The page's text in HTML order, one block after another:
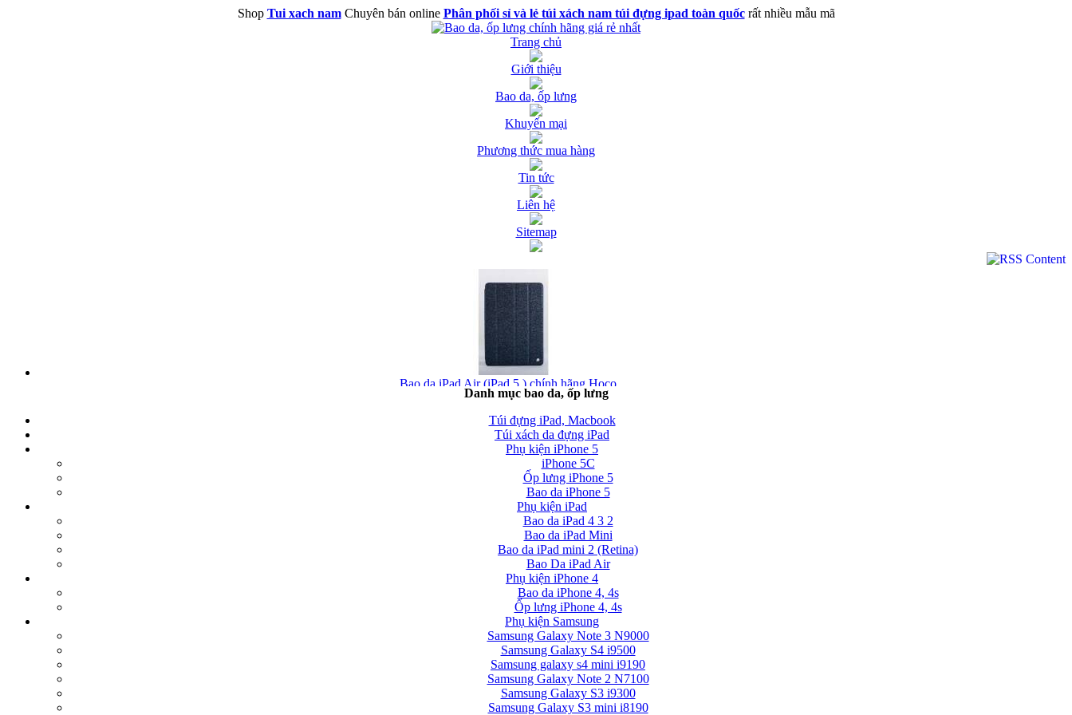
Shop Tui xach namChuyên bán online Phân phối sỉ và lẻ túi xách nam túi đựng ipad toàn quốcrất nhiều mẫu mã
Trang chủ
Giới thiệu
Bao da, ốp lưng
Khuyến mại
Phương thức mua hàng
Tin tức
Liên hệ
Sitemap
Bao da iPad Air (iPad 5 ) chính hãng Hoco...
Bao da iPad Air chính hãng Hoco Crystal Case...
Bao da iPad Air cao cấp Baseus Folio siêu...
Danh mục bao da, ốp lưng
Túi đựng iPad, Macbook
Túi xách da đựng iPad
Phụ kiện iPhone 5
iPhone 5C
Ốp lưng iPhone 5
Bao da iPhone 5
Phụ kiện iPad
Bao da iPad 4 3 2
Bao da iPad Mini
Bao da iPad mini 2 (Retina)
Bao Da iPad Air
Phụ kiện iPhone 4
Bao da iPhone 4, 4s
Ốp lưng iPhone 4, 4s
Phụ kiện Samsung
Samsung Galaxy Note 3 N9000
Samsung Galaxy S4 i9500
Samsung galaxy s4 mini i9190
Samsung Galaxy Note 2 N7100
Samsung Galaxy S3 i9300
Samsung Galaxy S3 mini i8190